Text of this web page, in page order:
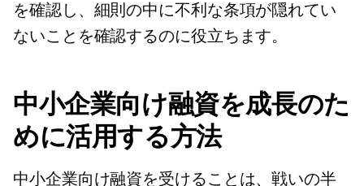
を確認し、細則の中に不利な条項が隠れてい
ないことを確認するのに役立ちます。
中小企業向け融資を成長のた
めに活用する方法
中小企業向け融資を受けることは、戦いの半